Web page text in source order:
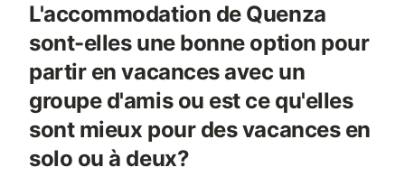
L'accommodation de Quenza
sont-elles une bonne option pour
partir en vacances avec un
groupe d'amis ou est ce qu'elles
sont mieux pour des vacances en
solo ou à deux?